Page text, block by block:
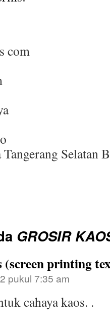
com
Selatan
GROSIR
printing
pukul 7:35 am
cahaya kaos. .